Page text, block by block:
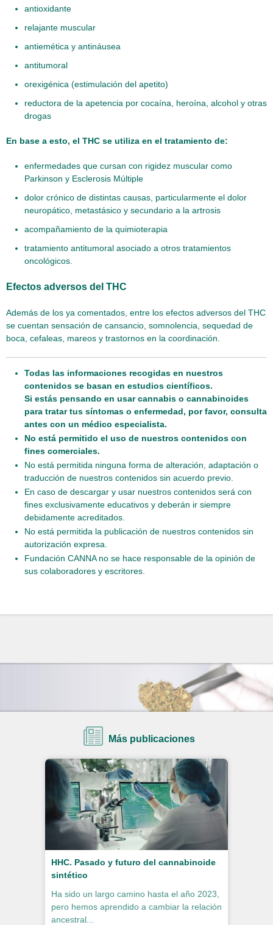
antioxidante
relajante muscular
antiemética y antináusea
antitumoral
orexigénica (estimulación del apetito)
reductora de la apetencia por cocaína, heroína, alcohol y otras
drogas
En base a esto, el THC se utiliza en el tratamiento de:
enfermedades que cursan con rigidez muscular como
Parkinson y Esclerosis Múltiple
dolor crónico de distintas causas, particularmente el dolor
neuropático, metastásico y secundario a la artrosis
acompañamiento de la quimioterapia
tratamiento antitumoral asociado a otros tratamientos
oncológicos.
Efectos adversos del THC
Además de los ya comentados, entre los efectos adversos del THC
se cuentan sensación de cansancio, somnolencia, sequedad de
boca, cefaleas, mareos y trastornos en la coordinación.
Todas las informaciones recogidas en nuestros
contenidos se basan en estudios científicos.
Si estás pensando en usar cannabis o cannabinoides
para tratar tus síntomas o enfermedad, por favor, consulta
antes con un médico especialista.
No está permitido el uso de nuestros contenidos con
fines comerciales.
No está permitida ninguna forma de alteración, adaptación o
traducción de nuestros contenidos sin acuerdo previo.
En caso de descargar y usar nuestros contenidos será con
fines exclusivamente educativos y deberán ir siempre
debidamente acreditados.
No está permitida la publicación de nuestros contenidos sin
autorización expresa.
Fundación CANNA no se hace responsable de la opinión de
sus colaboradores y escritores.
Más publicaciones
HHC. Pasado y futuro del cannabinoide
sintético
Ha sido un largo camino hasta el año 2023,
pero hemos aprendido a cambiar la relación
ancestral...